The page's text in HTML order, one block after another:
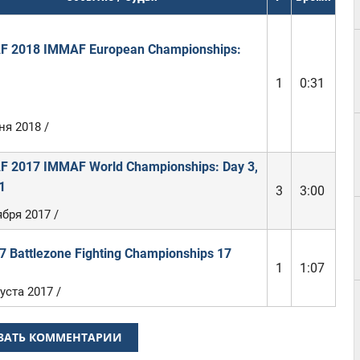
2018 IMMAF European Championships:
1
0:31
2018 /
2017 IMMAF World Championships: Day 3,
3 3:00
2017 /
Battlezone Fighting Championships 17
1
1:07
2017 /
КОММЕНТАРИИ